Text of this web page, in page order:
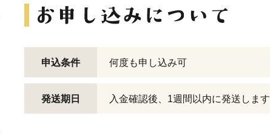
申込条件 何度も申し込み可
発送期日 入金確認後、1週間以内に発送します